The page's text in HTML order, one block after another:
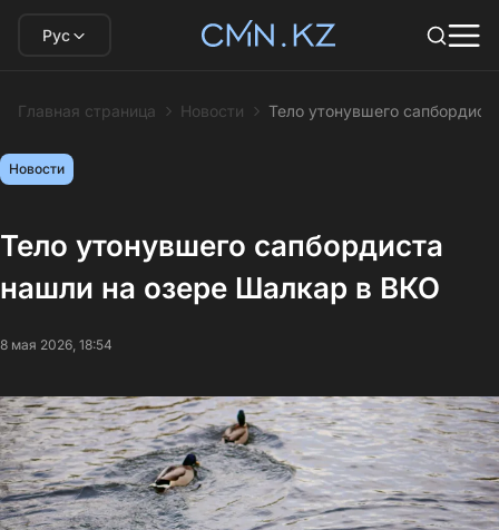
Рус
Главная страница Новости Тело утонувшего
Новости
Тело утонувшего сапбордиста
нашли на озере Шалкар в ВКО
8 мая 2026, 18:54